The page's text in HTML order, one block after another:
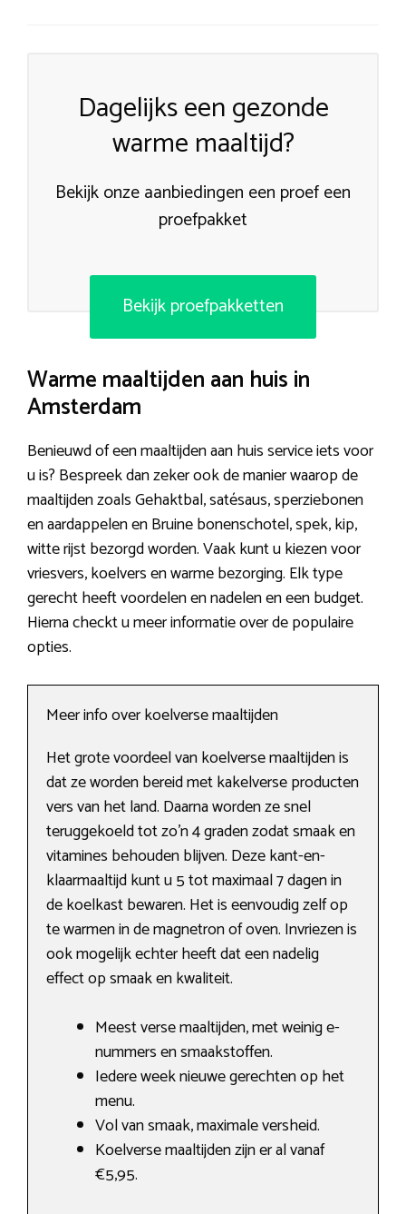
Dagelijks een gezonde
warme maaltijd?
Bekijk onze aanbiedingen een proef een
proefpakket
Bekijk proefpakketten
Warme maaltijden aan huis in
Amsterdam
Benieuwd of een maaltijden aan huis service iets voor
u is? Bespreek dan zeker ook de manier waarop de
maaltijden zoals Gehaktbal, satésaus, sperziebonen
en aardappelen en Bruine bonenschotel, spek, kip,
witte rijst bezorgd worden. Vaak kunt u kiezen voor
vriesvers, koelvers en warme bezorging. Elk type
gerecht heeft voordelen en nadelen en een budget.
Hierna checkt u meer informatie over de populaire
opties.
Meer info over koelverse maaltijden
Het grote voordeel van koelverse maaltijden is
dat ze worden bereid met kakelverse producten
vers van het land. Daarna worden ze snel
teruggekoeld tot zo’n 4 graden zodat smaak en
vitamines behouden blijven. Deze kant-en-
klaarmaaltijd kunt u 5 tot maximaal 7 dagen in
de koelkast bewaren. Het is eenvoudig zelf op
te warmen in de magnetron of oven. Invriezen is
ook mogelijk echter heeft dat een nadelig
effect op smaak en kwaliteit.
Meest verse maaltijden, met weinig e-
nummers en smaakstoffen.
Iedere week nieuwe gerechten op het
menu.
Vol van smaak, maximale versheid.
Koelverse maaltijden zijn er al vanaf
€5,95.